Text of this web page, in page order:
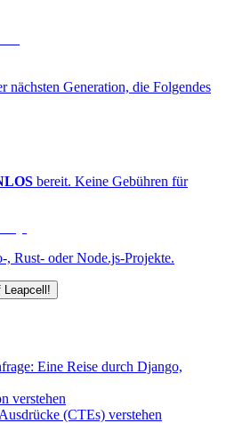
nächsten Generation, die Folgendes
bereit. Keine Gebühren für
Rust- oder Node.js-Projekte.
Leapcell!
Eine Reise durch Django,
verstehen
(CTEs) verstehen